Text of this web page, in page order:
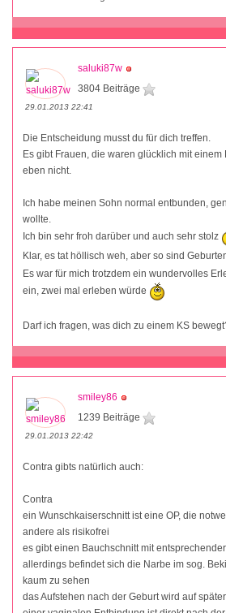
saluki87w
3804 Beiträge
29.01.2013 22:41
Die Entscheidung musst du für dich treffen.
Es gibt Frauen, die waren glücklich mit einem
eben nicht.
Ich habe meinen Sohn normal entbunden,
wollte.
Ich bin sehr froh darüber und auch sehr stolz
Klar, es tat höllisch weh, aber so sind
Es war für mich trotzdem ein wundervolles
ein, zwei mal erleben würde
Darf ich fragen, was dich zu einem KS
smiley86
1239 Beiträge
29.01.2013 22:42
Contra gibts natürlich auch:
Contra
ein Wunschkaiserschnitt ist eine OP, die
andere als risikofrei
es gibt einen Bauchschnitt mit
allerdings befindet sich die Narbe im sog.
kaum zu sehen
das Aufstehen nach der Geburt wird auf